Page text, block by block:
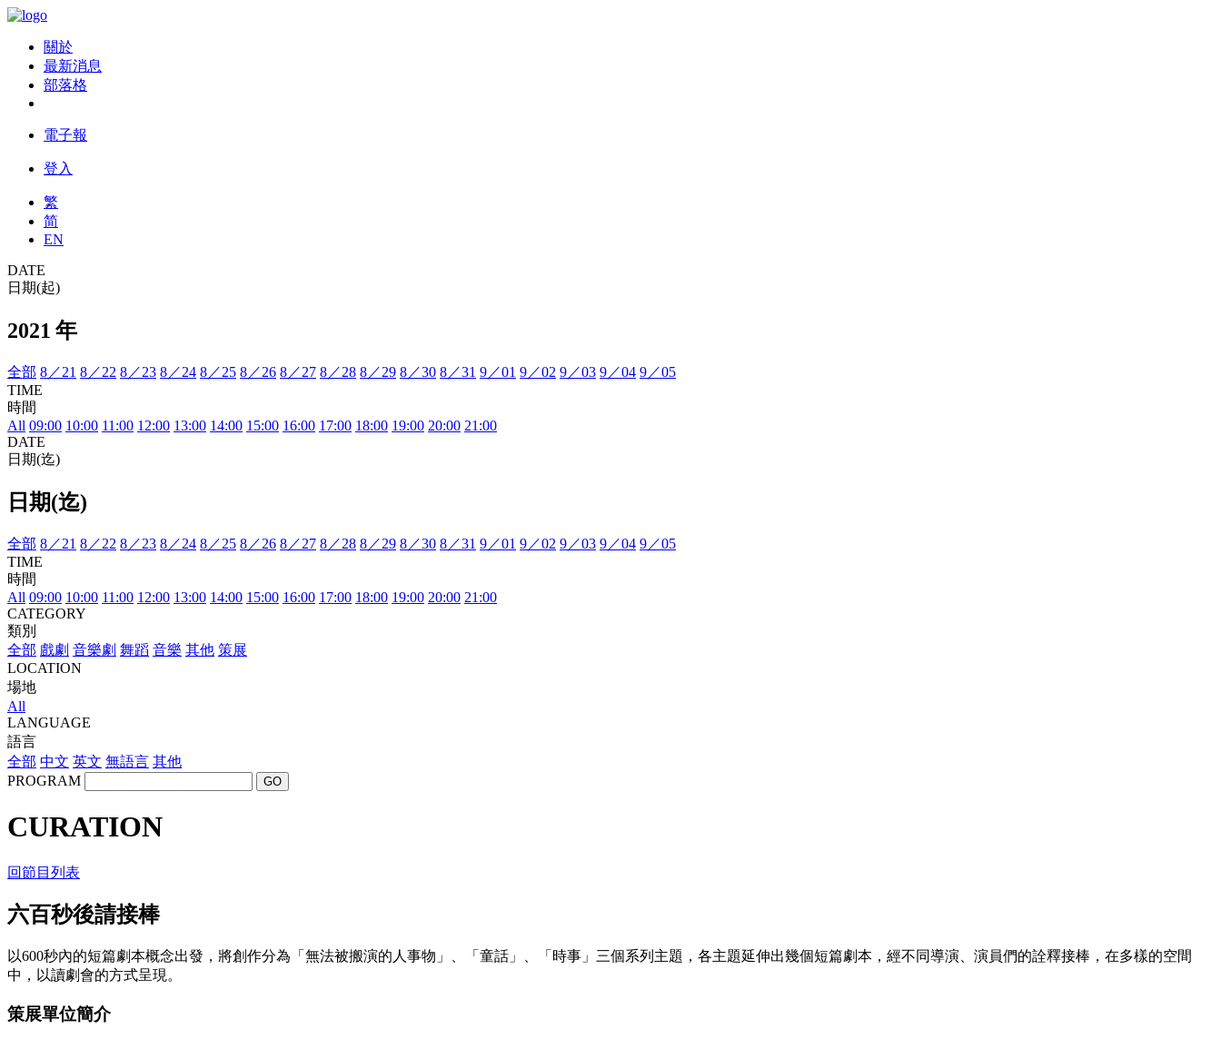
關於
最新消息
部落格
電子報
登入
繁
简
EN
DATE
日期(起)
2021 年
全部 8／21 8／22 8／23 8／24 8／25 8／26 8／27 8／28 8／29 8／30 8／31 9／01 9／02 9／03 9／04 9／05
TIME
時間
All 09:00 10:00 11:00 12:00 13:00 14:00 15:00 16:00 17:00 18:00 19:00 20:00 21:00
DATE
日期(迄)
日期(迄)
全部 8／21 8／22 8／23 8／24 8／25 8／26 8／27 8／28 8／29 8／30 8／31 9／01 9／02 9／03 9／04 9／05
TIME
時間
All 09:00 10:00 11:00 12:00 13:00 14:00 15:00 16:00 17:00 18:00 19:00 20:00 21:00
CATEGORY
類別
全部 戲劇 音樂劇 舞蹈 音樂 其他 策展
LOCATION
場地
All
LANGUAGE
語言
全部 中文 英文 無語言 其他
PROGRAM
GO
CURATION
回節目列表
六百秒後請接棒
以600秒內的短篇劇本概念出發，將創作分為「無法被搬演的人事物」、「童話」、「時事」三個系列主題，各主題延伸出幾個短篇劇本，經不同導演、演員們的詮釋接棒，在多樣的空間
中，以讀劇會的方式呈現。
策展單位簡介